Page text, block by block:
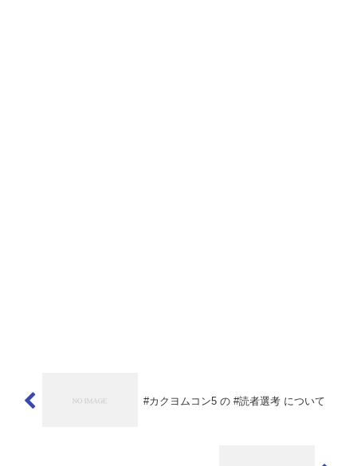
#カクヨムコン5 の #読者選考 について